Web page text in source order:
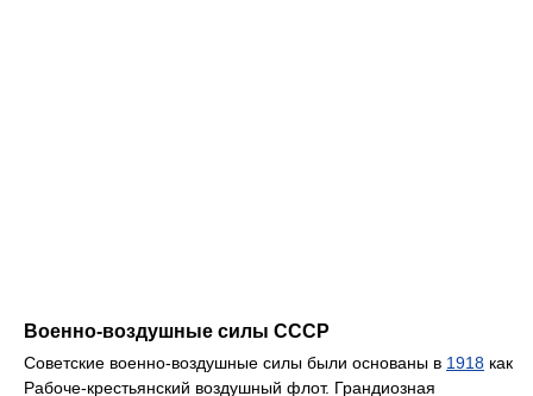
Военно-воздушные силы СССР
Советские военно-воздушные силы были основаны в 1918 как
Рабоче-крестьянский воздушный флот. Грандиозная